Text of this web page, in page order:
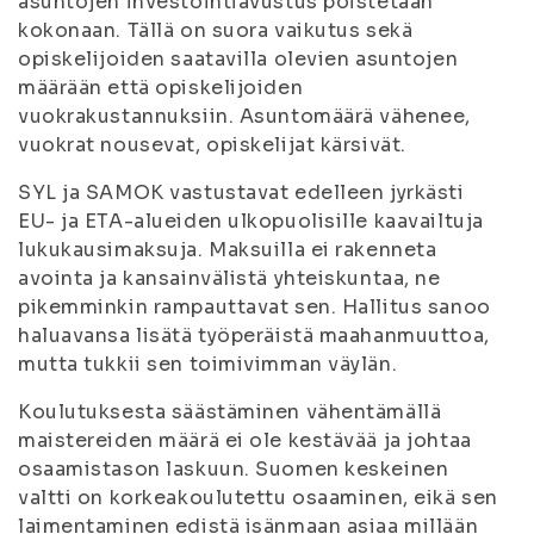
kokonaan. Tällä on suora vaikutus sekä
opiskelijoiden saatavilla olevien asuntojen
määrään että opiskelijoiden
vuokrakustannuksiin. Asuntomäärä vähenee,
vuokrat nousevat, opiskelijat kärsivät.
SYL ja SAMOK vastustavat edelleen jyrkästi
EU- ja ETA-alueiden ulkopuolisille kaavailtuja
lukukausimaksuja. Maksuilla ei rakenneta
avointa ja kansainvälistä yhteiskuntaa, ne
pikemminkin rampauttavat sen. Hallitus sanoo
haluavansa lisätä työperäistä maahanmuuttoa,
mutta tukkii sen toimivimman väylän.
Koulutuksesta säästäminen vähentämällä
maistereiden määrä ei ole kestävää ja johtaa
osaamistason laskuun. Suomen keskeinen
valtti on korkeakoulutettu osaaminen, eikä sen
laimentaminen edistä isänmaan asiaa millään